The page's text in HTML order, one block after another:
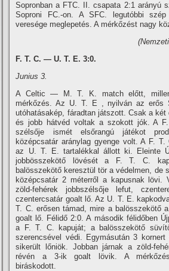
Sopronban a FTC. II. csapata 2:1 arányú
Soproni FC.-on. A SFC. legutóbbi
veresége meglepetés. A mérkőzést nagy
F. T. C. — U. T. E. 3:0.
Junius 3.
A Celtic — M. T. K. match előtt,
mérkőzés. Az U. T. E , nyilván az erős
utóhatásakép, fáradtan játszott. Csak a
és jobb hátvéd voltak a szokott jók. A
szélsője ismét elsőrangú játékot
középcsatár aránylag gyenge volt. A F.
az U. T. E. tartalékkal állott ki. Eleinte
jobbösszekötő lövését a F. T. C.
balösszekötő keresztül tör a védelmen, de
középcsatár 2 méterről a kapusnak lövi.
zöld-fehérek jobbszélsője lefut,
czentercsatár goalt lő. Az U. T. E.
T. C. erősen támad, mire a balösszekötő
goalt lő. Félidő 2:0. A második félidőben
a F. T. C. kapuját; a balösszekötő
szerencsével védi. Egymásután 3
sikerült lőniök. Jobban járnak a zöld-
révén a 3-ik goalt lövik. A
biráskodott.